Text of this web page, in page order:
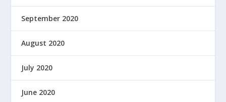
September 2020
August 2020
July 2020
June 2020